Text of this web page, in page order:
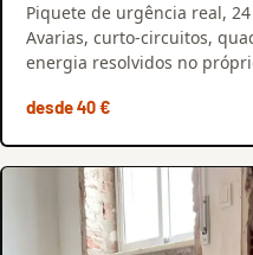
Piquete de urgência real,
Avarias, curto-circuitos,
energia resolvidos no
desde 40 €